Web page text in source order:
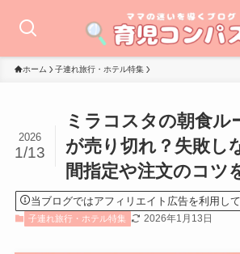
ホーム 子連れ旅行・ホテル特集
ミラコスタの朝食ル
が売り切れ？失敗し
間指定や注文のコツ
2026
1/13
当ブログではアフィリエイト広告を利用し
子連れ旅行・ホテル特集 2026年1月13日